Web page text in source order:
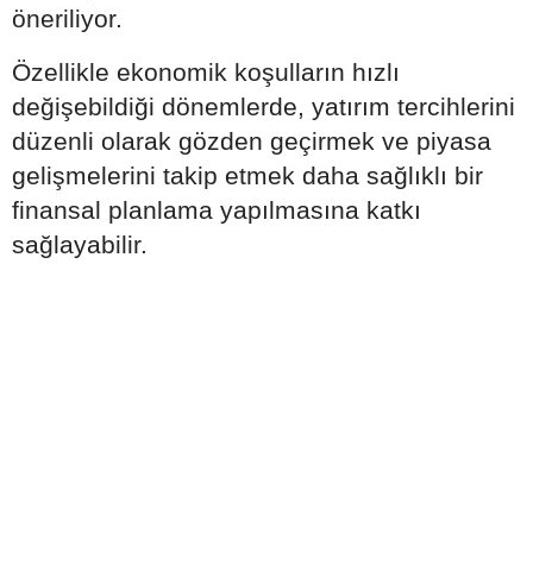
öneriliyor.
Özellikle ekonomik koşulların hızlı
değişebildiği dönemlerde, yatırım tercihlerini
düzenli olarak gözden geçirmek ve piyasa
gelişmelerini takip etmek daha sağlıklı bir
finansal planlama yapılmasına katkı
sağlayabilir.